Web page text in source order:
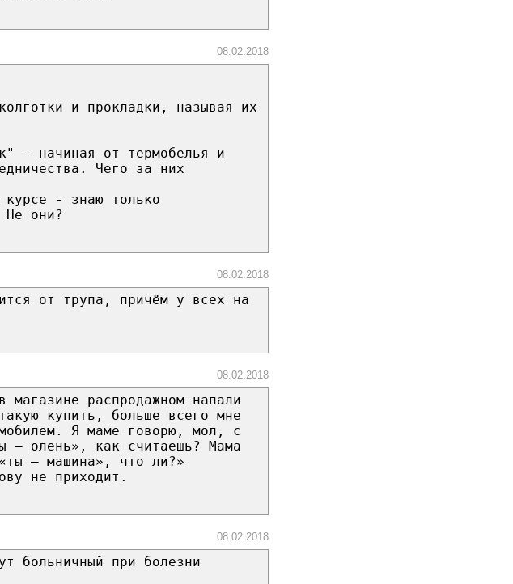
08.02.2018
и прокладки, называя их
- начиная от термобелья и
Чего за них
- знаю только
Не они?
08.02.2018
от трупа, причём у всех на
08.02.2018
распродажном напали
купить, больше всего мне
Я маме говорю, мол, с
— олень», как считаешь? Мама
— машина», что ли?»
не приходит.
08.02.2018
больничный при болезни